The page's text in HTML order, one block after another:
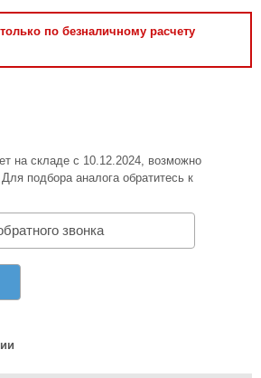
по безналичному расчету
на складе с 10.12.2024, возможно
подбора аналога обратитесь к
звонка